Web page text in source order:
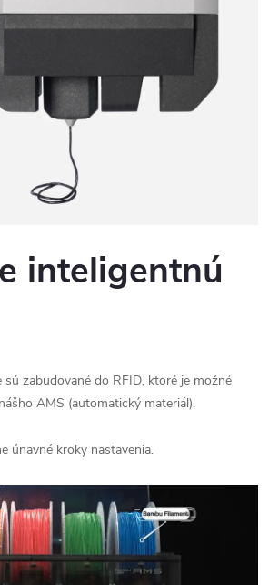
inteligentnú
zabudované do RFID, ktoré je možné
AMS (automatický materiál).
únavné kroky nastavenia.